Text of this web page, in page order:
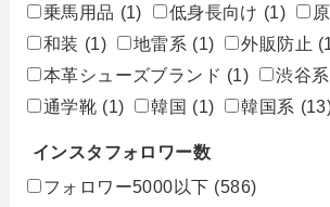
乗馬用品 (1) 低身長向け (1)
和装 (1) 地雷系 (1) 外販防止
本革シューズブランド (1) 渋谷系
通学靴 (1) 韓国 (1) 韓国系
インスタフォロワー数
フォロワー5000以下 (586)